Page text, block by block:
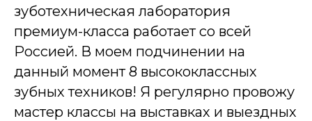
зуботехническая лаборатория
премиум-класса работает со всей
Россией. В моем подчинении на
данный момент 8 высококлассных
зубных техников! Я регулярно провожу
мастер классы на выставках и выездных